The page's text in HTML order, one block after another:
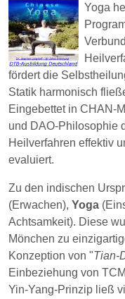
Yoga
fördert die
Statik harmonisch
Eingebettet in CHAN-
und DAO-Philosophie
Heilverfahren effektiv
evaluiert.
Zu den indischen
(Erwachen), Yoga
Achtsamkeit). Diese
Mönchen zu
Konzeption von "Tian-
Einbeziehung von
Yin-Yang-Prinzip ließ